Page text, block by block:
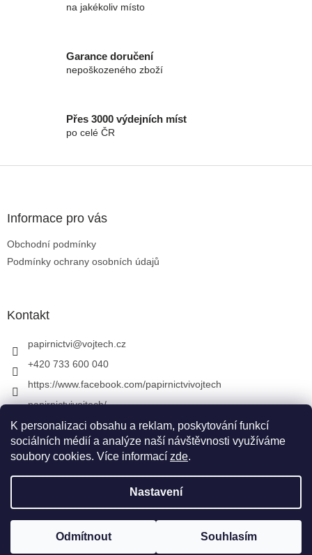
K personalizaci obsahu a reklam, poskytování funkcí
sociálních médií a analýze naší návštěvnosti využíváme
soubory cookies. Více informací zde.
Nastavení
Odmítnout Souhlasím
na jakékoliv místo
Garance doručení
nepoškozeného zboží
Přes 3000 výdejních míst
po celé ČR
Informace pro vás
Obchodní podmínky
Podmínky ochrany osobních údajů
Kontakt
papirnictvi@vojtech.cz
+420 733 600 040
https://www.facebook.com/papirnictvivojtech
papirnictvivojtech/
+420 733 600 040
Vytvořil Shoptet&
Papírnictví VojTech
vyhrazena.
Upravit nastavení cookies